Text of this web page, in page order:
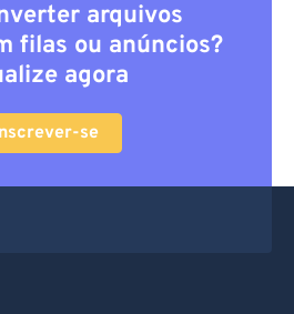
arquivos
filas ou anúncios?
agora
se